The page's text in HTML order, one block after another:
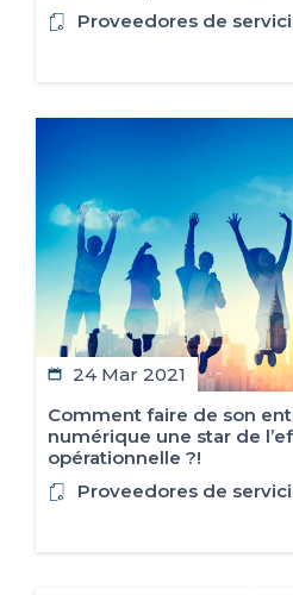
Proveedores de
24 Mar 2021
Comment faire de son
numérique une star de
opérationnelle ?!
Proveedores de